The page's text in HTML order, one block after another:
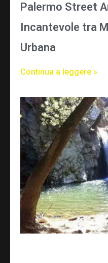
Palermo Street
Incantevole tra
Urbana
Continua a leggere »